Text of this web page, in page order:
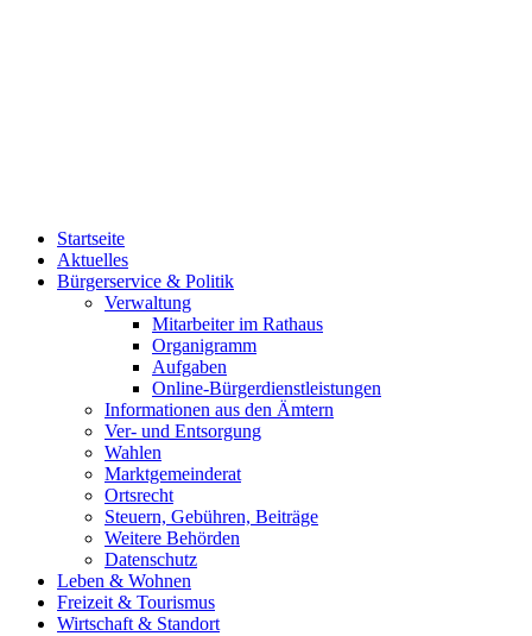
Startseite
Aktuelles
Bürgerservice & Politik
Verwaltung
Mitarbeiter im Rathaus
Organigramm
Aufgaben
Online-Bürgerdienstleistungen
Informationen aus den Ämtern
Ver- und Entsorgung
Wahlen
Marktgemeinderat
Ortsrecht
Steuern, Gebühren, Beiträge
Weitere Behörden
Datenschutz
Leben & Wohnen
Freizeit & Tourismus
Wirtschaft & Standort